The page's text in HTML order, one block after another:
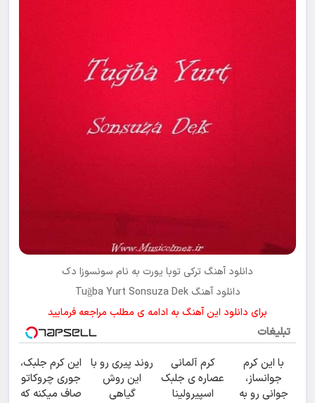
دانلود آهنگ ترکی توبا یورت به نام سونسوزا دک
دانلود آهنگ Tuğba Yurt Sonsuza Dek
برای دانلود این آهنگ به ادامه ی مطلب مراجعه فرمایید
تبلیغات
با این کرم
جوانساز،
جوانی رو به
کرم آلمانی
عصاره ی جلبک
اسپیرولینا
روند پیری رو با
این روش
گیاهی
این کرم جلبک،
جوری چروکاتو
صاف میکنه که